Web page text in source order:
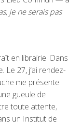
je ne serais pas
en librairie. Dans
27, j’ai rendez-
me présente
gueule de
toute attente,
un Institut de